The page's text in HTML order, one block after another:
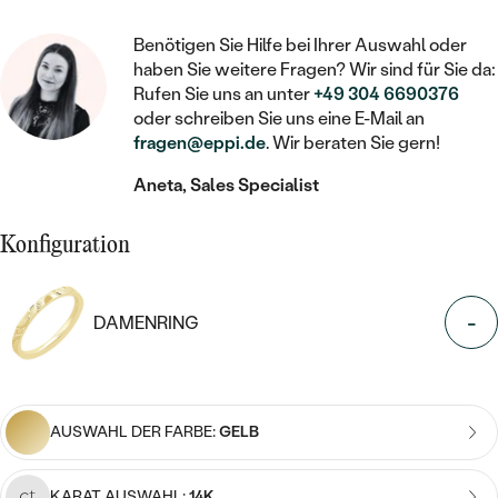
IM SET
NACH PREIS
GÜNSTIG
LUXURIÖSE
EINFASSEN
FARBIGE DIAMANTEN ZUM EINFASSEN
NACH EDELSTEIN
MIT DIAMANT
MIT LAB GROWN DIAMANT
MIT MOISSANIT
MIT SCHWARZEN DIAMANTEN
SCHMUCK FÜR KINDER
BROSCHEN
SCHMUCKZUBEHÖR
GOLD
SILBER
NACH STEIN
DIAMANTSCHMUCK
PIERCINGS
NACH STEIN
MIT DIAMANT
MIT EDELSTEIN
PERLENOHRRINGE
PREISWERTE
LUXURIÖSE
KETTEN
HERZKETTEN
MIT TIEREN
MIT DIAMANT
MIT EDELSTEIN
NACH PREIS
PREISWERTE
SIEGELRINGE
PERSONALISIERT
NACH EDELSTEIN
MIT DIAMANT
MIT EDELSTEIN
PERLENRINGE
NACH PREIS
PREISWERTE
Benötigen Sie Hilfe bei Ihrer Auswahl oder
haben Sie weitere Fragen? Wir sind für Sie da:
Rufen Sie uns an unter+49 304 6690376
oder schreiben Sie uns eine E-Mail an
fragen@eppi.de. Wir beraten Sie gern!
Aneta, Sales Specialist
Konfiguration
DAMENRING -
AUSWAHL DER FARBE:GELB